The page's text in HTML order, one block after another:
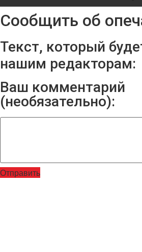
Сообщить об
Текст, который
нашим редакторам:
Ваш комментарий
(необязательно):
Отправить